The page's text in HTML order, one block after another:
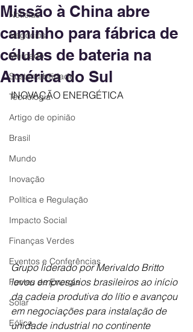
Notícias
Negócios
Mercado
Sustentabilidade
Tecnologia
Artigo de opinião
Brasil
Mundo
Inovação
Política e Regulação
Impacto Social
Finanças Verdes
Eventos e Conferências
Fontes de Energia
Solar
Eólica
Missão à China abre
caminho para fábrica de
células de bateria na
América do Sul
INOVAÇÃO ENERGÉTICA
Grupo liderado por Merivaldo Britto
levou empresários brasileiros ao início
da cadeia produtiva do lítio e avançou
em negociações para instalação de
unidade industrial no continente